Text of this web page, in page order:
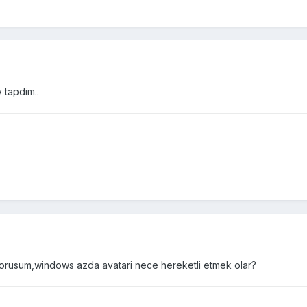
azda avatari nece hereketli etmek olar?